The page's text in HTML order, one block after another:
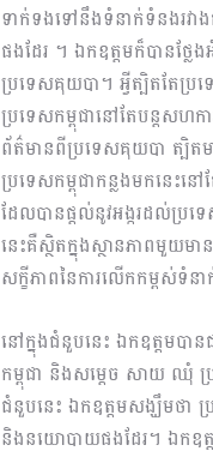
ទាក់ទងទៅនឹងទំនាក់ទំនងរវា
ផងដែរ ។ ឯកឧត្តមក៏បានថ្លែ
ប្រទេសគុយបា។ អ្វីត្បិតតែប្
ប្រទេសកម្ពុជានៅតែបន្តសហក
ព័ត៌មានពីប្រទេសគុយបា ត្បិតម
ប្រទេសកម្ពុជាកន្លងមកនេះ
ដែលបានផ្ដល់នូវអង្ករដល់ប្រ
នេះគឺស្ថិតក្នុងស្ថានភាពមួយ
សក្ខីភាពនៃការលើកកម្ពស់ទំន
នៅក្នុងជំនួបនេះ ឯកឧត្តមបា
កម្ពុជា និងសម្ដេច សាយ ឈុំ ប្
ជំនួបនេះ ឯកឧត្តមសង្ឃឹមថា
និងនយោបាយផងដែរ។ ឯកឧត្